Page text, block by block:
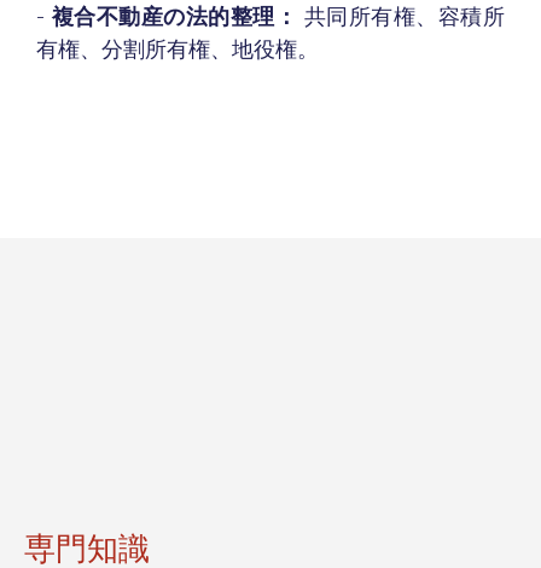
- 複合不動産の法的整理：
共同所有権、容積所
有権、分割所有権、地役権。
専門知識